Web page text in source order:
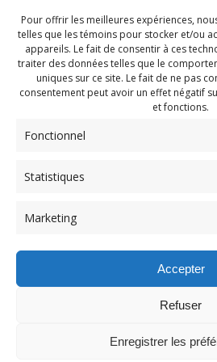
Pour offrir les meilleures expériences,
telles que les témoins pour stocker et/ou
appareils. Le fait de consentir à ces
traiter des données telles que le
uniques sur ce site. Le fait de ne pas
consentement peut avoir un effet négatif
et fonctions.
Fonctionnel
Statistiques
Marketing
Accepter
Refuser
Enregistrer les
Navigation
de
l'article
Previous
PDG Aout 2025 (14)
© 2026 Maison des Jeunes